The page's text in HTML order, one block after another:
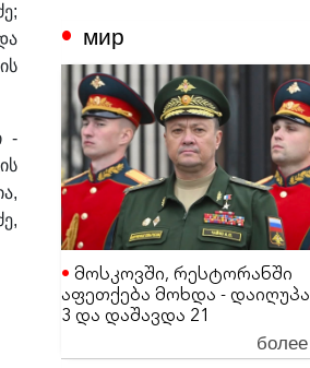
-
мир
მოსკოვში, რესტორანში
აფეთქება მოხდა - დაიღუპა
3 და დაშავდა 21
მაღალჩინოსანი სამხედრო
პირი
более